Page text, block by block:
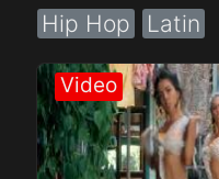
Hip Hop Latin